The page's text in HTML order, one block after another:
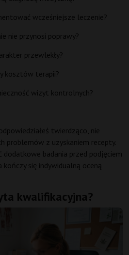
wcześniejsze leczenie?
nie przynosi poprawy?
przewlekły?
kosztów terapii?
wizyt kontrolnych?
twierdząco, nie
problemów z uzyskaniem recepty.
dodatkowe badania przed podjęciem
się indywidualną oceną
kwalifikacyjna?